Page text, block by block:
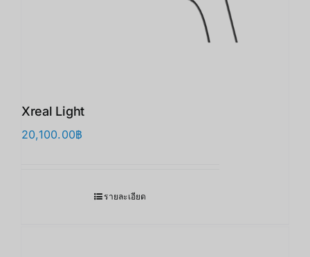
Xreal Light
20,100.00฿
รายละเอียด